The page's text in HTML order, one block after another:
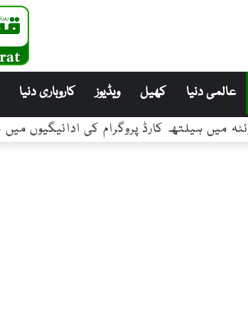
عالمی دنیا کھیل ویڈیوز کاروباری دنیا